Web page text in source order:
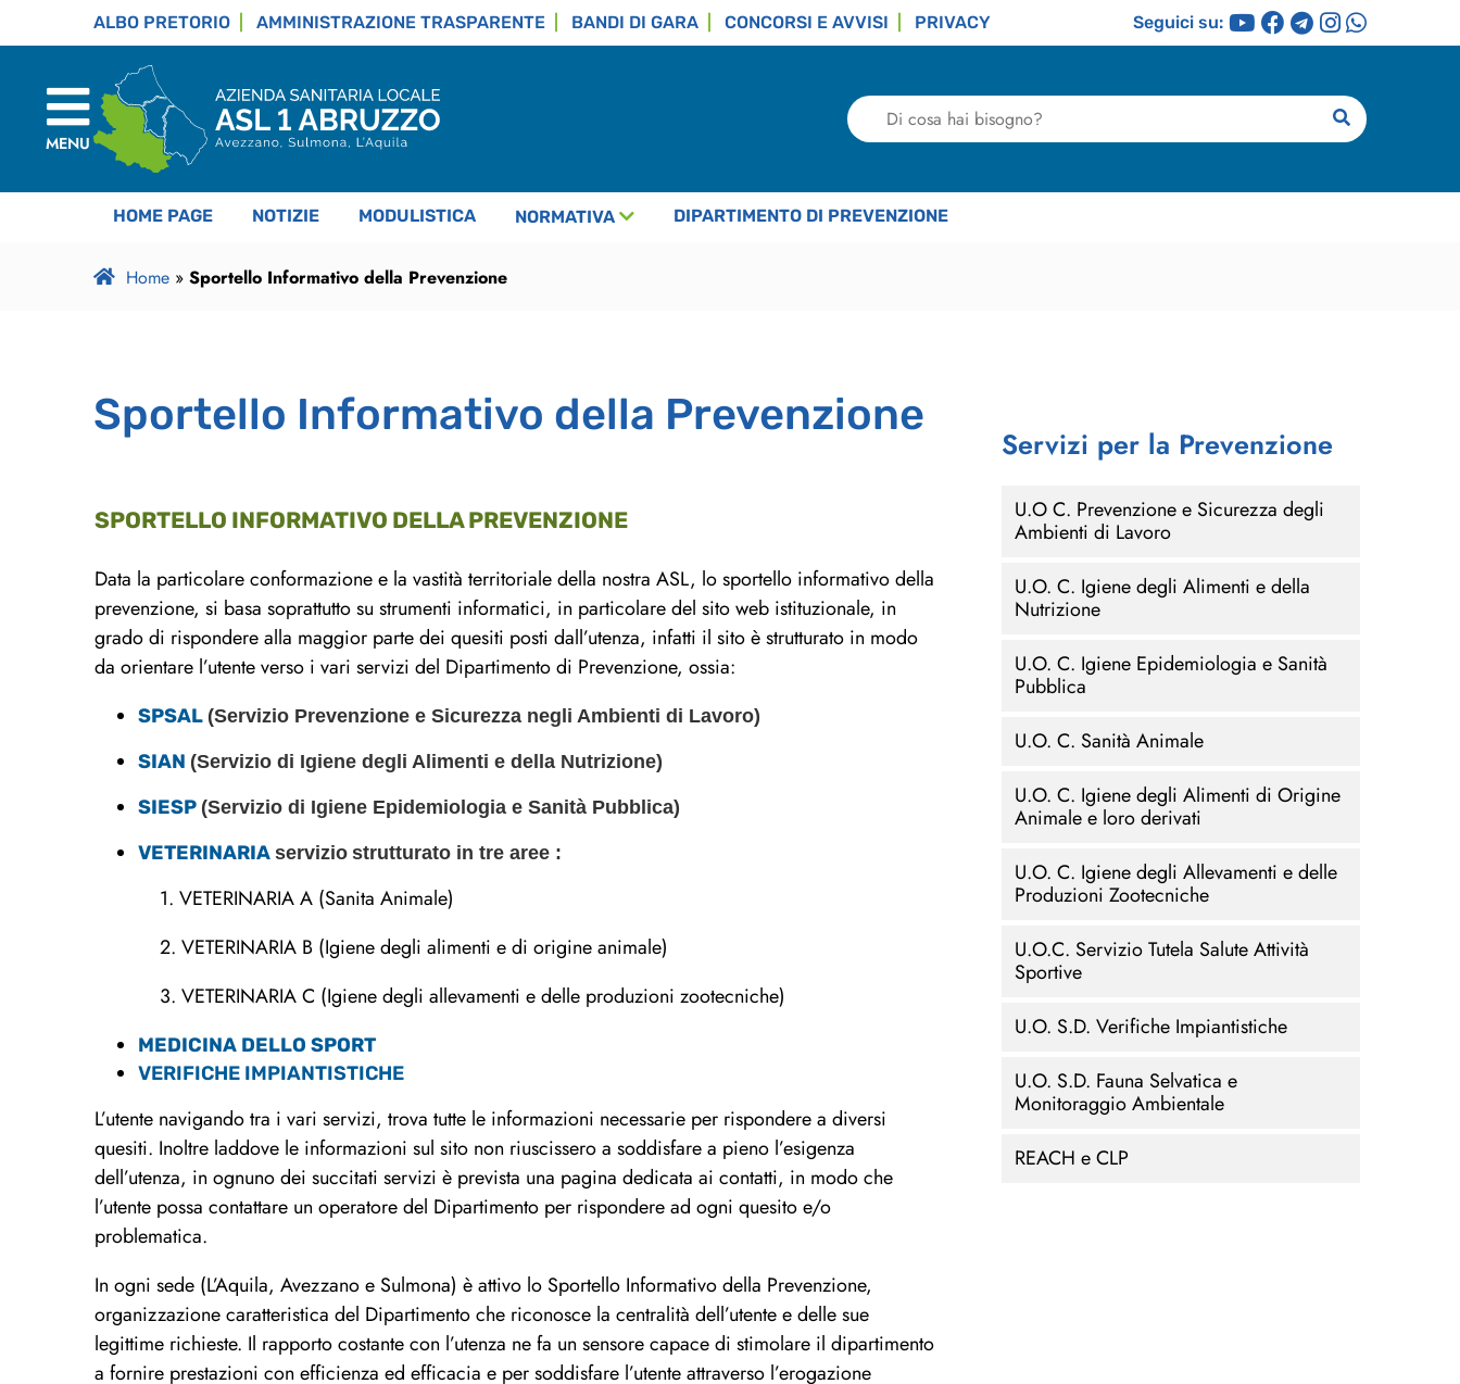
ALBO PRETORIO AMMINISTRAZIONE TRASPARENTE BANDI DI GARA CONCORSI E AVVISI PRIVACY Seguici su:
MENU
Di
cosa
bisogno?
ricerca
HOME PAGE NOTIZIE MODULISTICA NORMATIVA DIPARTIMENTO DI PREVENZIONE
Home» Sportello Informativo della Prevenzione
Sportello Informativo della Prevenzione
SPORTELLO INFORMATIVO DELLA PREVENZIONE
Data la particolare conformazione e la vastità territoriale della nostra ASL, lo sportello informativo della
prevenzione, si basa soprattutto su strumenti informatici, in particolare del sito web istituzionale, in
grado di rispondere alla maggior parte dei quesiti posti dall’utenza, infatti il sito è strutturato in modo
da orientare l’utente verso i vari servizi del Dipartimento di Prevenzione, ossia:
SPSAL (Servizio Prevenzione e Sicurezza negli Ambienti di Lavoro)
SIAN (Servizio di Igiene degli Alimenti e della Nutrizione)
SIESP (Servizio di Igiene Epidemiologia e Sanità Pubblica)
VETERINARIA servizio strutturato in tre aree :
1. VETERINARIA A (Sanita Animale)
2. VETERINARIA B (Igiene degli alimenti e di origine animale)
3. VETERINARIA C (Igiene degli allevamenti e delle produzioni zootecniche)
MEDICINA DELLO SPORT
VERIFICHE IMPIANTISTICHE
L’utente navigando tra i vari servizi, trova tutte le informazioni necessarie per rispondere a diversi
quesiti. Inoltre laddove le informazioni sul sito non riuscissero a soddisfare a pieno l’esigenza
dell’utenza, in ognuno dei succitati servizi è prevista una pagina dedicata ai contatti, in modo che
l’utente possa contattare un operatore del Dipartimento per rispondere ad ogni quesito e/o
problematica.
In ogni sede (L’Aquila, Avezzano e Sulmona) è attivo lo Sportello Informativo della Prevenzione,
organizzazione caratteristica del Dipartimento che riconosce la centralità dell’utente e delle sue
legittime richieste. Il rapporto costante con l’utenza ne fa un sensore capace di stimolare il dipartimento
a fornire prestazioni con efficienza ed efficacia e per soddisfare l’utente attraverso l’erogazione
Servizi per la Prevenzione
U.O C. Prevenzione e Sicurezza degli
Ambienti di Lavoro
U.O. C. Igiene degli Alimenti e della
Nutrizione
U.O. C. Igiene Epidemiologia e Sanità
Pubblica
U.O. C. Sanità Animale
U.O. C. Igiene degli Alimenti di Origine
Animale e loro derivati
U.O. C. Igiene degli Allevamenti e delle
Produzioni Zootecniche
U.O.C. Servizio Tutela Salute Attività
Sportive
U.O. S.D. Verifiche Impiantistiche
U.O. S.D. Fauna Selvatica e
Monitoraggio Ambientale
REACH e CLP